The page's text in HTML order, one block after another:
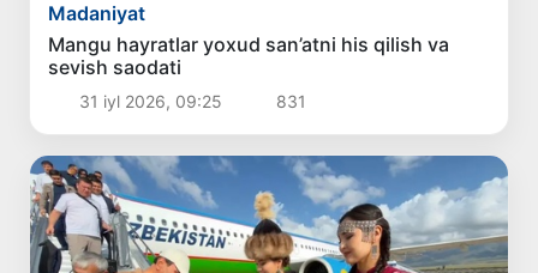
Madaniyat
Mangu hayratlar yoxud san’atni his qilish va
sevish saodati
31 iyl 2026, 09:25 831